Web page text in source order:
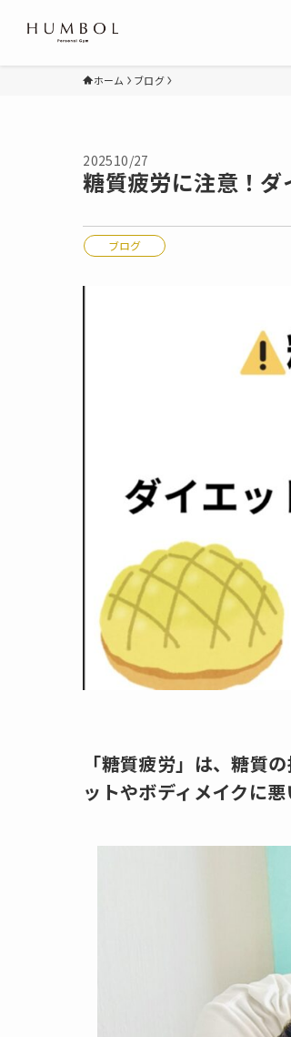
ホーム ブログ
糖質疲労に注意！
202510/27
ブログ
「糖質疲労」は、糖質
ットやボディメイクに